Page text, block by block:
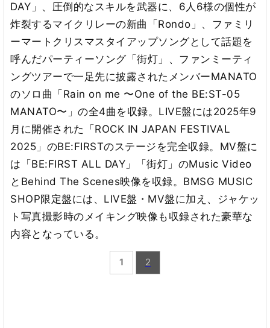
DAY」、圧倒的なスキルを武器に、6人6様の個性が
炸裂するマイクリレーの新曲「Rondo」、ファミリ
ーマートクリスマスタイアップソングとして話題を
呼んだパーティーソング「街灯」、ファンミーティ
ングツアーで一足先に披露されたメンバーMANATO
のソロ曲「Rain on me 〜One of the BE:ST-05
MANATO〜」の全4曲を収録。LIVE盤には2025年9
月に開催された「ROCK IN JAPAN FESTIVAL
2025」のBE:FIRSTのステージを完全収録。MV盤に
は「BE:FIRST ALL DAY」「街灯」のMusic Video
とBehind The Scenes映像を収録。BMSG MUSIC
SHOP限定盤には、LIVE盤・MV盤に加え、ジャケッ
ト写真撮影時のメイキング映像も収録された豪華な
内容となっている。
1 2